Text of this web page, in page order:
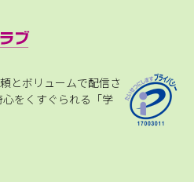
とボリュームで配信さ
をくすぐられる「学